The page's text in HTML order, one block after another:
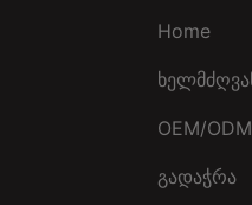
Home
OEM/ODM
Გადაჭრა